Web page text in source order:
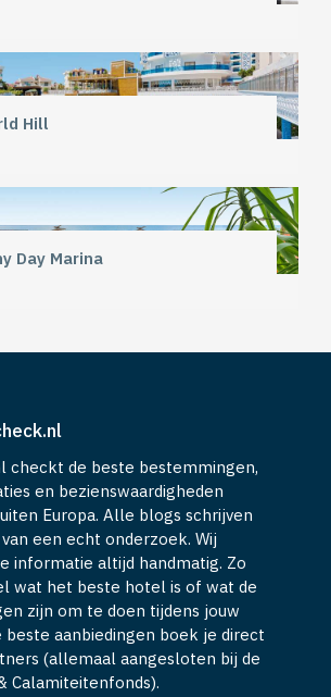
Hill
Day Marina
checkt de beste bestemmingen,
en bezienswaardigheden
Europa. Alle blogs schrijven
een echt onderzoek. Wij
informatie altijd handmatig. Zo
wat het beste hotel is of wat de
zijn om te doen tijdens jouw
beste aanbiedingen boek je direct
(allemaal aangesloten bij de
Calamiteitenfonds).